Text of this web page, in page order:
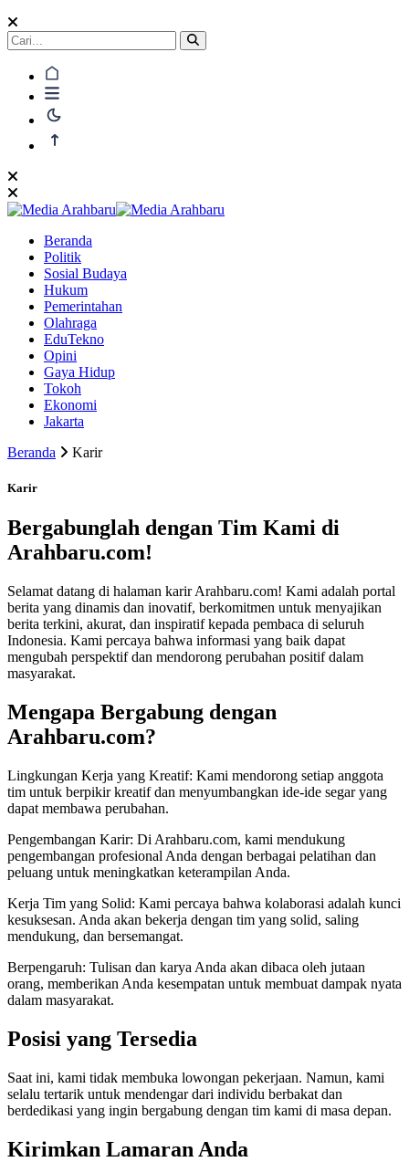
Beranda
Politik
Sosial Budaya
Hukum
Pemerintahan
Olahraga
EduTekno
Opini
Gaya Hidup
Tokoh
Ekonomi
Jakarta
Beranda
Karir
Karir
Bergabunglah dengan Tim Kami di
Arahbaru.com!
Selamat datang di halaman karir Arahbaru.com! Kami adalah portal
berita yang dinamis dan inovatif, berkomitmen untuk menyajikan
berita terkini, akurat, dan inspiratif kepada pembaca di seluruh
Indonesia. Kami percaya bahwa informasi yang baik dapat
mengubah perspektif dan mendorong perubahan positif dalam
masyarakat.
Mengapa Bergabung dengan
Arahbaru.com?
Lingkungan Kerja yang Kreatif: Kami mendorong setiap anggota
tim untuk berpikir kreatif dan menyumbangkan ide-ide segar yang
dapat membawa perubahan.
Pengembangan Karir: Di Arahbaru.com, kami mendukung
pengembangan profesional Anda dengan berbagai pelatihan dan
peluang untuk meningkatkan keterampilan Anda.
Kerja Tim yang Solid: Kami percaya bahwa kolaborasi adalah kunci
kesuksesan. Anda akan bekerja dengan tim yang solid, saling
mendukung, dan bersemangat.
Berpengaruh: Tulisan dan karya Anda akan dibaca oleh jutaan
orang, memberikan Anda kesempatan untuk membuat dampak nyata
dalam masyarakat.
Posisi yang Tersedia
Saat ini, kami tidak membuka lowongan pekerjaan. Namun, kami
selalu tertarik untuk mendengar dari individu berbakat dan
berdedikasi yang ingin bergabung dengan tim kami di masa depan.
Kirimkan Lamaran Anda